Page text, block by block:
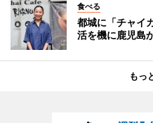
食べる
都城に「チャイ
活を機に鹿児島
もっ